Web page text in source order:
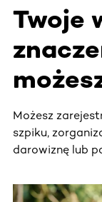
Twoje
Możesz
szpiku,
darowiznę lub
Ta sekcja